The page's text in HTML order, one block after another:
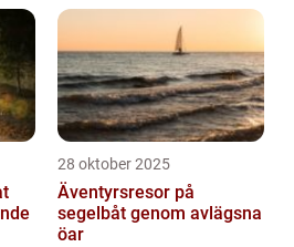
28 oktober 2025
Äventyrsresor på
segelbåt genom avlägsna
öar